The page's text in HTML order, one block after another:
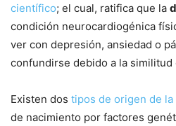
científico; el cual, ratifica que la
condición neurocardiogénica
ver con depresión, ansiedad o
confundirse debido a la similitud
Existen dos tipos de origen de la
de nacimiento por factores